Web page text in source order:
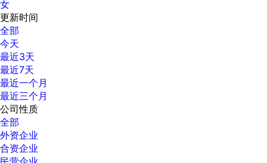
女
更新时间
全部
今天
最近3天
最近7天
最近一个月
最近三个月
公司性质
全部
外资企业
合资企业